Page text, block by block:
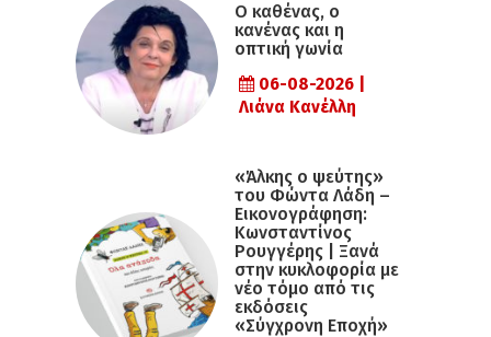
Ο καθένας, ο
κανένας και η
οπτική γωνία
06-08-2026 |
Λιάνα Κανέλλη
«Άλκης ο ψεύτης»
του Φώντα Λάδη –
Εικονογράφηση:
Κωνσταντίνος
Ρουγγέρης | Ξανά
στην κυκλοφορία με
νέο τόμο από τις
εκδόσεις
«Σύγχρονη Εποχή»